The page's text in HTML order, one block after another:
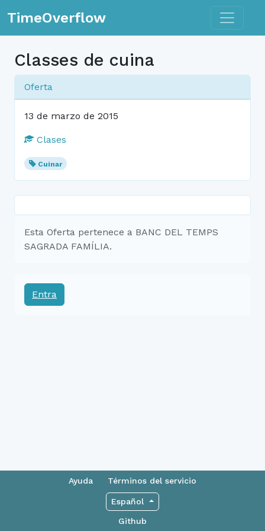
TimeOverflow Toggle
Classes de cuina
Oferta
13 de marzo de 2015
Clases
Cuinar
Esta Oferta pertenece a BANC DEL TEMPS
SAGRADA FAMÍLIA.
Entra
Ayuda Términos del servicio
Español
Github